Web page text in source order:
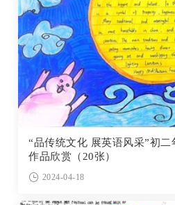
“品传统文化 展英语风采”初
作品欣赏（20张）
2024-04-18